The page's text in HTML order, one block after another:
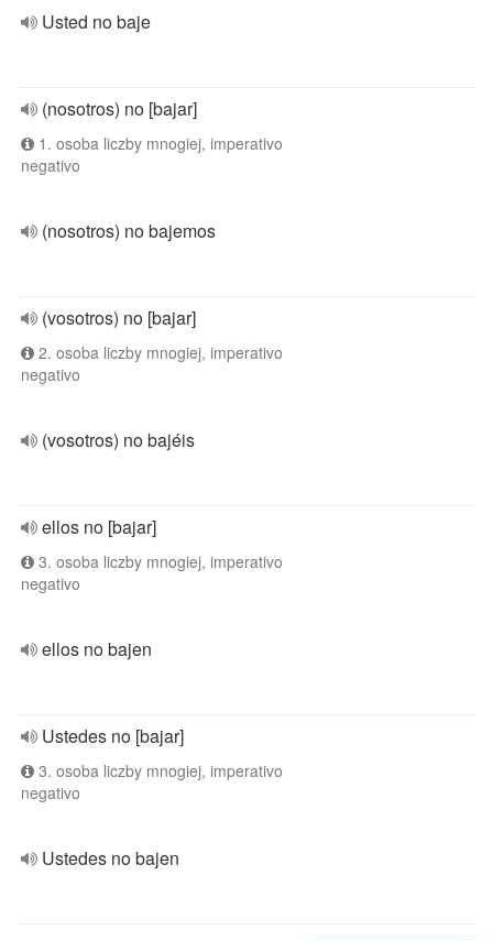
Usted no baje
(nosotros) no [bajar]
1. osoba liczby mnogiej, imperativo
negativo
(nosotros) no bajemos
(vosotros) no [bajar]
2. osoba liczby mnogiej, imperativo
negativo
(vosotros) no bajéis
ellos no [bajar]
3. osoba liczby mnogiej, imperativo
negativo
ellos no bajen
Ustedes no [bajar]
3. osoba liczby mnogiej, imperativo
negativo
Ustedes no bajen